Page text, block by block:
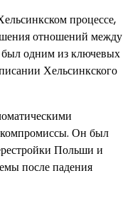
процессе,
отношений между
одним из ключевых
Хельсинкского
Он был
Польши и
после падения